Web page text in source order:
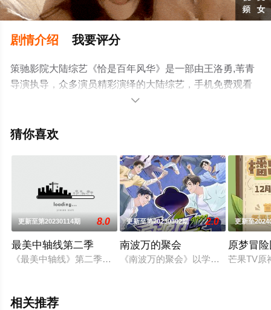
剧情介绍 我要评分
策驰影院大陆综艺《恰是百年风华》是一部由王洛勇,苇青
导演执导，众多演员精彩演绎的大陆综艺，手机免费观看
高清未删减完整版综艺节目就上策驰电影网，更多相关信

猜你喜欢
更新至第20230114期 8.0
最美中轴线第二季
《最美中轴线》第二季以采风为核心模式，领略北京中轴线的
更新至第20230302期 2.0
南波万的聚会
《南波万的聚会》以学长们欢快露
更新至
原梦冒
芒果TV原
相关推荐